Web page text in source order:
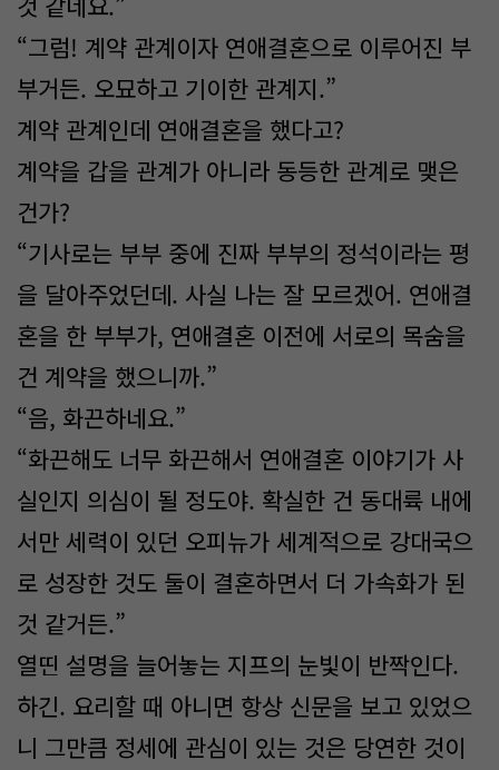
“그럼! 계약 관계이자 연애결혼으로 이루어진 부
부거든. 오묘하고 기이한 관계지.”
계약 관계인데 연애결혼을 했다고?
계약을 갑을 관계가 아니라 동등한 관계로 맺은
건가?
“기사로는 부부 중에 진짜 부부의 정석이라는 평
을 달아주었던데. 사실 나는 잘 모르겠어. 연애결
혼을 한 부부가, 연애결혼 이전에 서로의 목숨을
건 계약을 했으니까.”
“음, 화끈하네요.”
“화끈해도 너무 화끈해서 연애결혼 이야기가 사
실인지 의심이 될 정도야. 확실한 건 동대륙 내에
서만 세력이 있던 오피뉴가 세계적으로 강대국으
로 성장한 것도 둘이 결혼하면서 더 가속화가 된
것 같거든.”
열띤 설명을 늘어놓는 지프의 눈빛이 반짝인다.
하긴. 요리할 때 아니면 항상 신문을 보고 있었으
니 그만큼 정세에 관심이 있는 것은 당연한 것이